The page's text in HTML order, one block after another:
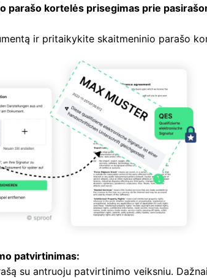
parašo kortelės prisegimas prie
ir pritaikykite skaitmeninio parašo
patvirtinimas:
su antruoju patvirtinimo veiksniu.